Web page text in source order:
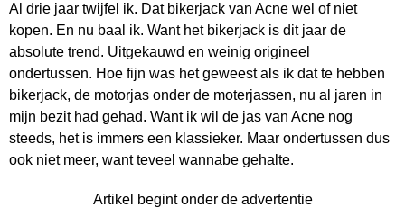
Al drie jaar twijfel ik. Dat bikerjack van Acne wel of niet
kopen. En nu baal ik. Want het bikerjack is dit jaar de
absolute trend. Uitgekauwd en weinig origineel
ondertussen. Hoe fijn was het geweest als ik dat te hebben
bikerjack, de motorjas onder de moterjassen, nu al jaren in
mijn bezit had gehad. Want ik wil de jas van Acne nog
steeds, het is immers een klassieker. Maar ondertussen dus
ook niet meer, want teveel wannabe gehalte.
Artikel begint onder de advertentie